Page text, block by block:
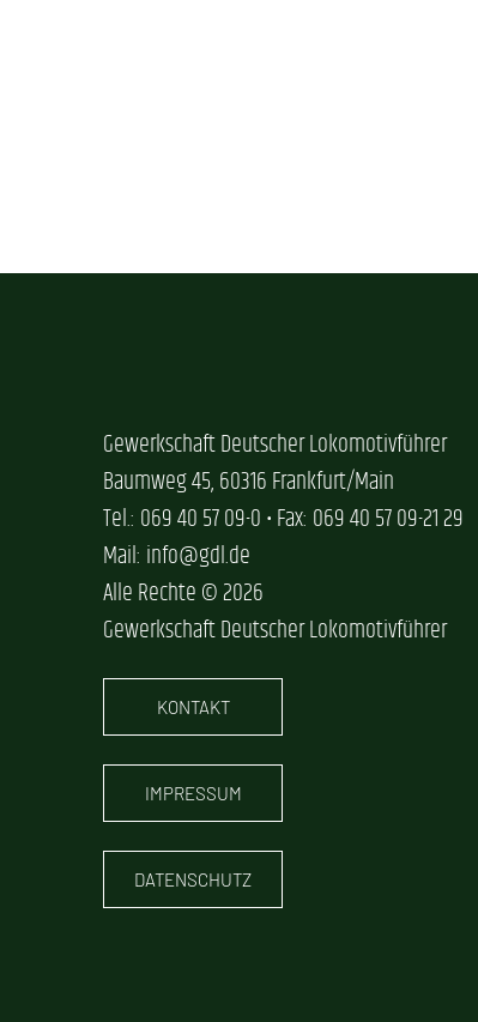
Gewerkschaft Deutscher Lokomotivführer
Baumweg 45, 60316 Frankfurt/Main
Tel.: 069 40 57 09-0 • Fax: 069 40 57 09-21 29
Mail: info@gdl.de
Alle Rechte © 2026
Gewerkschaft Deutscher Lokomotivführer
KONTAKT
IMPRESSUM
DATENSCHUTZ